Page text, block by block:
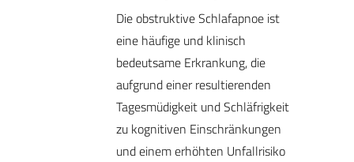
Die obstruktive Schlafapnoe ist
eine häufige und klinisch
bedeutsame Erkrankung, die
aufgrund einer resultierenden
Tagesmüdigkeit und Schläfrigkeit
zu kognitiven Einschränkungen
und einem erhöhten Unfallrisiko